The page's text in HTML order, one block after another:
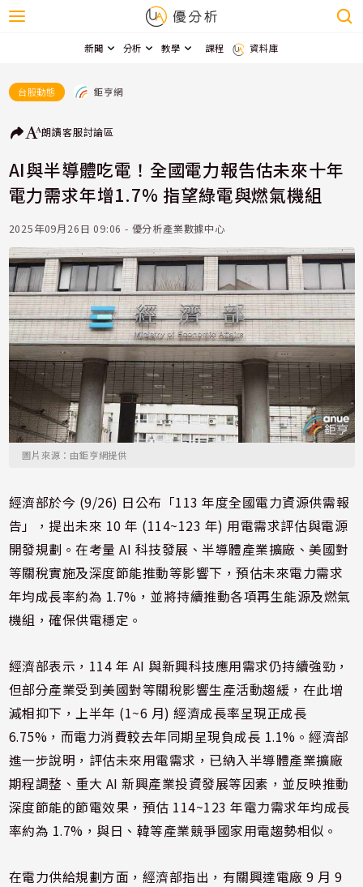
新聞 分析 教學 課程 資料庫
台股動態 鉅亨網
朗讀客服討論區
AI與半導體吃電！全國電力報告估未來十年
電力需求年增1.7% 指望綠電與燃氣機組
2025年09月26日 09:06 - 優分析產業數據中心
圖片來源：由鉅亨網提供
經濟部於今 (9/26) 日公布「113 年度全國電力資源供需報
告」，提出未來 10 年 (114~123 年) 用電需求評估與電源
開發規劃。在考量 AI 科技發展、半導體產業擴廠、美國對
等關稅實施及深度節能推動等影響下，預估未來電力需求
年均成長率約為 1.7%，並將持續推動各項再生能源及燃氣
機組，確保供電穩定。
經濟部表示，114 年 AI 與新興科技應用需求仍持續強勁，
但部分產業受到美國對等關稅影響生產活動趨緩，在此增
減相抑下，上半年 (1~6 月) 經濟成長率呈現正成長
6.75%，而電力消費較去年同期呈現負成長 1.1%。經濟部
進一步說明，評估未來用電需求，已納入半導體產業擴廠
期程調整、重大 AI 新興產業投資發展等因素，並反映推動
深度節能的節電效果，預估 114~123 年電力需求年均成長
率約為 1.7%，與日、韓等產業競爭國家用電趨勢相似。
在電力供給規劃方面，經濟部指出，有關興達電廠 9 月 9